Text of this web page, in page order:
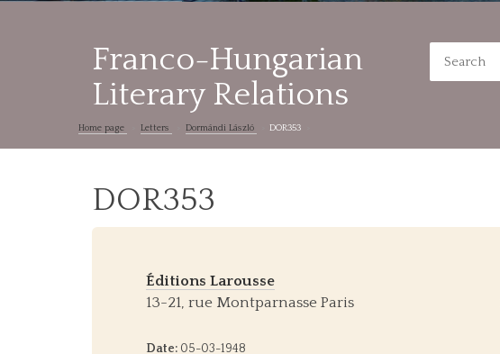
Franco-Hungarian
Literary Relations
Home page Letters Dormándi László DOR353
DOR353
Éditions Larousse
13-21, rue Montparnasse Paris
Date: 05-03-1948